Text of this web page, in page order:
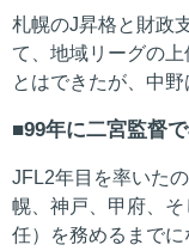
札幌のJ昇格と財政
て、地域リーグの
とはできたが、中野
99年に二宮監督
JFL2年目を率いた
幌、神戸、甲府、
任）を務めるまで